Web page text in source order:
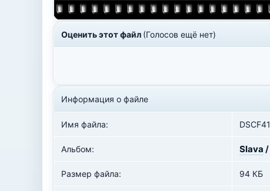
Оценить этот файл (Голосов ещё нет)
Информация о файле
Имя файла:
Альбом: Slava /
Размер файла: 94 КБ